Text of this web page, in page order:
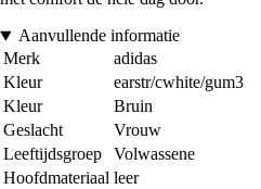
Aanvullende informatie
Merk
adidas
Kleur
earstr/cwhite/gum3
Kleur
Bruin
Geslacht
Vrouw
Leeftijdsgroep
Volwassene
Hoofdmateriaal leer